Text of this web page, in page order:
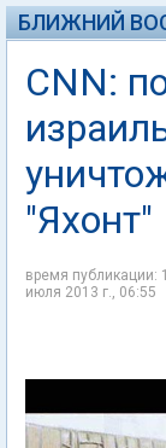
БЛИЖНИЙ
CNN:
"Яхонт"
время публикации:
июля 2013 г., 06:55